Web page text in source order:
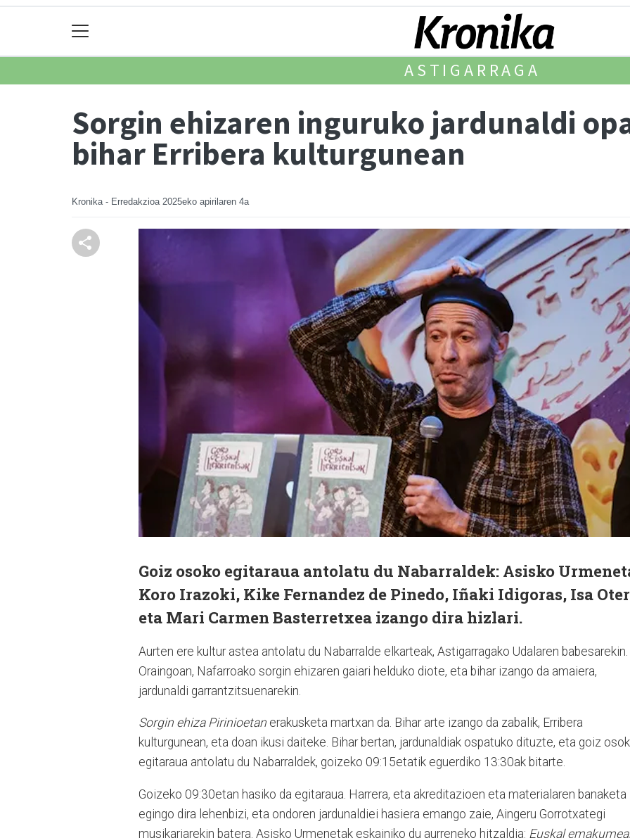
ASTIGARRAGA
Sorgin ehizaren inguruko jardunaldi
bihar Erribera kulturgunean
Kronika - Erredakzioa 2025eko apirilaren 4a
Goiz osoko egitaraua antolatu du Nabarraldek: Asisko
Koro Irazoki, Kike Fernandez de Pinedo, Iñaki Idigoras, Isa
eta Mari Carmen Basterretxea izango dira hizlari.
Aurten ere kultur astea antolatu du Nabarralde elkarteak, Astigarragako Udalaren babesarekin.
Oraingoan, Nafarroako sorgin ehizaren gaiari helduko diote, eta bihar izango da amaiera,
jardunaldi garrantzitsuenarekin.
Sorgin ehiza Pirinioetan erakusketa martxan da. Bihar arte izango da zabalik, Erribera
kulturgunean, eta doan ikusi daiteke. Bihar bertan, jardunaldiak ospatuko dituzte, eta goiz
egitaraua antolatu du Nabarraldek, goizeko 09:15etatik eguerdiko 13:30ak bitarte.
Goizeko 09:30etan hasiko da egitaraua. Harrera, eta akreditazioen eta materialaren banaketa
egingo dira lehenbizi, eta ondoren jardunaldiei hasiera emango zaie, Aingeru Gorrotxategi
musikariarekin batera. Asisko Urmenetak eskainiko du aurreneko hitzaldia: Euskal